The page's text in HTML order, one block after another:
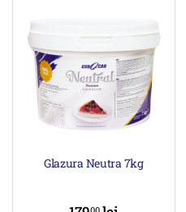
Glazura Neutra 7kg
00